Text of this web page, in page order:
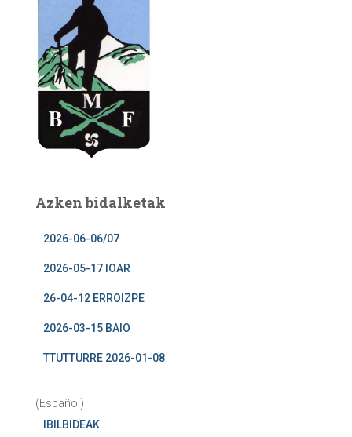
Azken bidalketak
2026-06-06/07
2026-05-17 IOAR
26-04-12 ERROIZPE
2026-03-15 BAIO
TTUTTURRE 2026-01-08
(Español)
IBILBIDEAK